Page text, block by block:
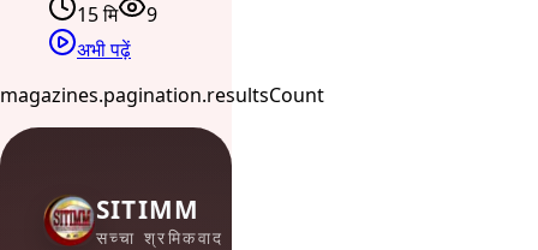
15 मि
9
अभी पढ़ें
magazines.pagination.resultsCount
SITIMM
सच्चा श्रमिकवाद